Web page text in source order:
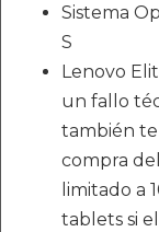
Sistema
S
Lenovo
un fallo
también
compra
limitado a
tablets si